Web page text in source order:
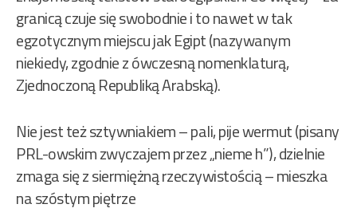
granicą czuje się swobodnie i to nawet w tak
egzotycznym miejscu jak Egipt (nazywanym
niekiedy, zgodnie z ówczesną nomenklaturą,
Zjednoczoną Republiką Arabską).
Nie jest też sztywniakiem – pali, pije wermut (pisany
PRL-owskim zwyczajem przez „nieme h”), dzielnie
zmaga się z siermiężną rzeczywistością – mieszka
na szóstym piętrze